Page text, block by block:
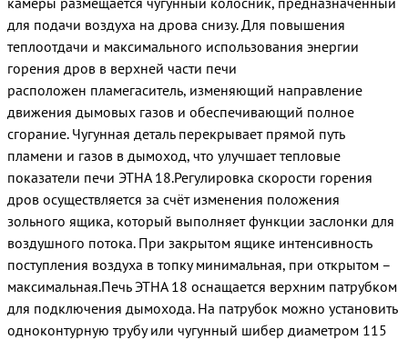
для подачи воздуха на дрова снизу. Для повышения
теплоотдачи и максимального использования энергии
горения дров в верхней части печи
расположен пламегаситель, изменяющий направление
движения дымовых газов и обеспечивающий полное
сгорание. Чугунная деталь перекрывает прямой путь
пламени и газов в дымоход, что улучшает тепловые
показатели печи ЭТНА 18.Регулировка скорости горения
дров осуществляется за счёт изменения положения
зольного ящика, который выполняет функции заслонки для
воздушного потока. При закрытом ящике интенсивность
поступления воздуха в топку минимальная, при открытом –
максимальная.Печь ЭТНА 18 оснащается верхним патрубком
для подключения дымохода. На патрубок можно установить
одноконтурную трубу или чугунный шибер диаметром 115